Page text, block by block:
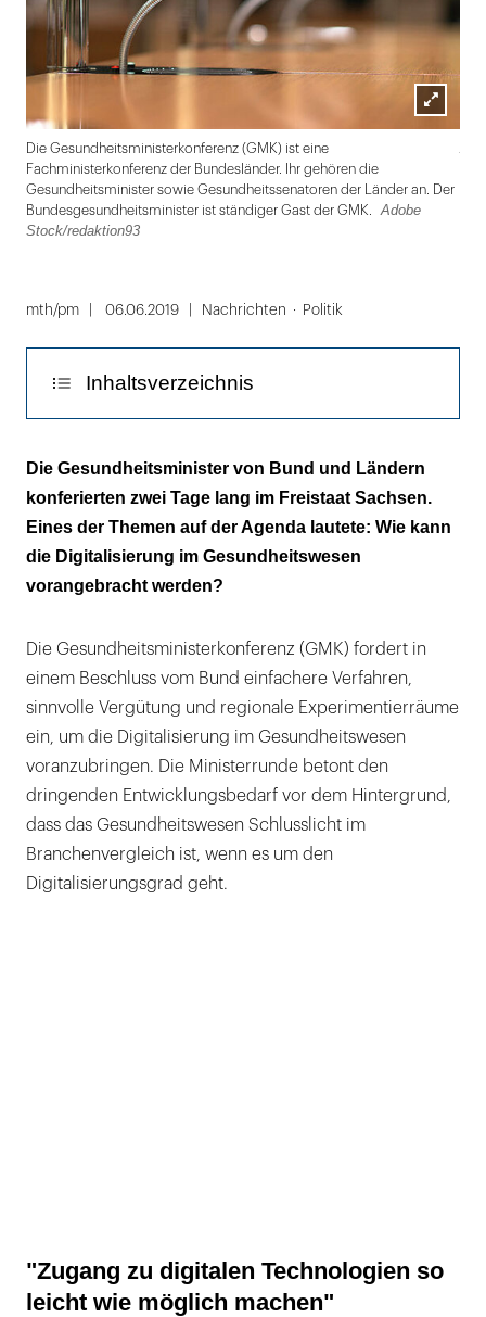
Lightbox
öffnen
Die Gesundheitsministerkonferenz (GMK) ist eine
Fachministerkonferenz der Bundesländer. Ihr gehören die
Gesundheitsminister sowie Gesundheitssenatoren der Länder an. Der
Bundesgesundheitsminister ist ständiger Gast der GMK.
Adobe
Stock/redaktion93
1mth/pm 06.06.2019 Nachrichten Politik
Inhaltsverzeichnis
"Zugang zu digitalen Technologien so leicht
wie möglich machen"
Regional angepasste Strukturen nötig
Bundeseinheitliche Regelung zur
nichtakademischen Gesundheitsfachberufe
gefordert
"Bei Ärzten oder Apothekern bezahlt der
Staat das Studium"
Zuckerstrategie auf Initiative Hamburgs
Die Gesundheitsminister von Bund und Ländern
konferierten zwei Tage lang im Freistaat Sachsen.
Eines der Themen auf der Agenda lautete: Wie kann
die Digitalisierung im Gesundheitswesen
vorangebracht werden?
Die Gesundheitsministerkonferenz (GMK) fordert in
einem Beschluss vom Bund einfachere Verfahren,
sinnvolle Vergütung und regionale Experimentierräume
ein, um die Digitalisierung im Gesundheitswesen
voranzubringen. Die Ministerrunde betont den
dringenden Entwicklungsbedarf vor dem Hintergrund,
dass das Gesundheitswesen Schlusslicht im
Branchenvergleich ist, wenn es um den
Digitalisierungsgrad geht.
"Zugang zu digitalen Technologien so
leicht wie möglich machen"